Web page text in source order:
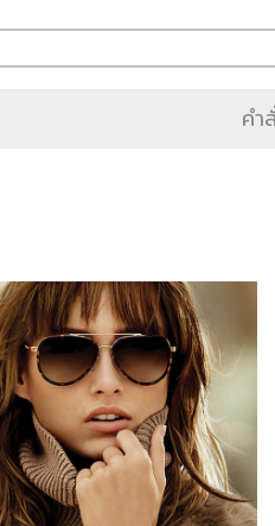
คำ